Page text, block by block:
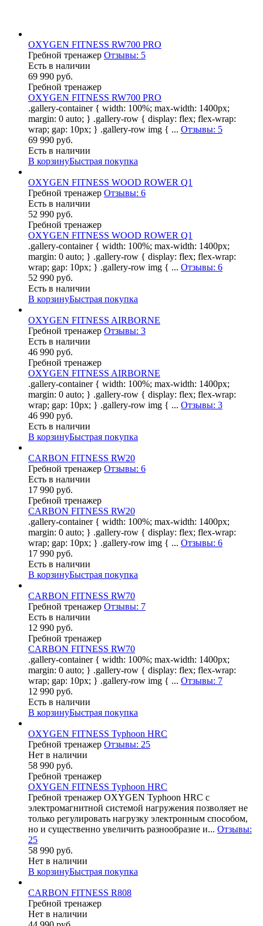
OXYGEN FITNESS RW700 PRO
Гребной тренажер Отзывы: 5
Есть в наличии
69 990 руб.
Гребной тренажер
OXYGEN FITNESS RW700 PRO
.gallery-container { width: 100%; max-width: 1400px;
margin: 0 auto; } .gallery-row { display: flex; flex-wrap:
wrap; gap: 10px; } .gallery-row img { ... Отзывы: 5
69 990 руб.
Есть в наличии
В корзинуБыстрая покупка
OXYGEN FITNESS WOOD ROWER Q1
Гребной тренажер Отзывы: 6
Есть в наличии
52 990 руб.
Гребной тренажер
OXYGEN FITNESS WOOD ROWER Q1
.gallery-container { width: 100%; max-width: 1400px;
margin: 0 auto; } .gallery-row { display: flex; flex-wrap:
wrap; gap: 10px; } .gallery-row img { ... Отзывы: 6
52 990 руб.
Есть в наличии
В корзинуБыстрая покупка
OXYGEN FITNESS AIRBORNE
Гребной тренажер Отзывы: 3
Есть в наличии
46 990 руб.
Гребной тренажер
OXYGEN FITNESS AIRBORNE
.gallery-container { width: 100%; max-width: 1400px;
margin: 0 auto; } .gallery-row { display: flex; flex-wrap:
wrap; gap: 10px; } .gallery-row img { ... Отзывы: 3
46 990 руб.
Есть в наличии
В корзинуБыстрая покупка
CARBON FITNESS RW20
Гребной тренажер Отзывы: 6
Есть в наличии
17 990 руб.
Гребной тренажер
CARBON FITNESS RW20
.gallery-container { width: 100%; max-width: 1400px;
margin: 0 auto; } .gallery-row { display: flex; flex-wrap:
wrap; gap: 10px; } .gallery-row img { ... Отзывы: 6
17 990 руб.
Есть в наличии
В корзинуБыстрая покупка
CARBON FITNESS RW70
Гребной тренажер Отзывы: 7
Есть в наличии
12 990 руб.
Гребной тренажер
CARBON FITNESS RW70
.gallery-container { width: 100%; max-width: 1400px;
margin: 0 auto; } .gallery-row { display: flex; flex-wrap:
wrap; gap: 10px; } .gallery-row img { ... Отзывы: 7
12 990 руб.
Есть в наличии
В корзинуБыстрая покупка
OXYGEN FITNESS Typhoon HRC
Гребной тренажер Отзывы: 25
Нет в наличии
58 990 руб.
Гребной тренажер
OXYGEN FITNESS Typhoon HRC
Гребной тренажер OXYGEN Typhoon HRC c
электромагнитной системой нагружения позволяет не
только регулировать нагрузку электронным способом,
но и существенно увеличить разнообразие и... Отзывы:
25
58 990 руб.
Нет в наличии
В корзинуБыстрая покупка
CARBON FITNESS R808
Гребной тренажер
Нет в наличии